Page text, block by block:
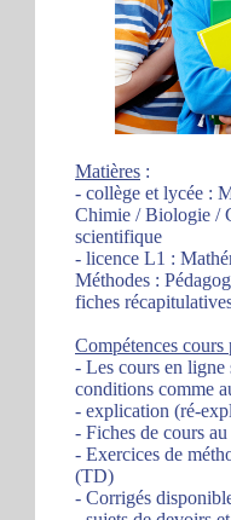
Matières :
- collège et lycée :
Chimie / Biologie /
scientifique
- licence L1 :
Méthodes :
fiches
Compétences cours
- Les cours en ligne
conditions comme
- explication (ré-
- Fiches de cours
- Exercices de
(TD)
- Corrigés